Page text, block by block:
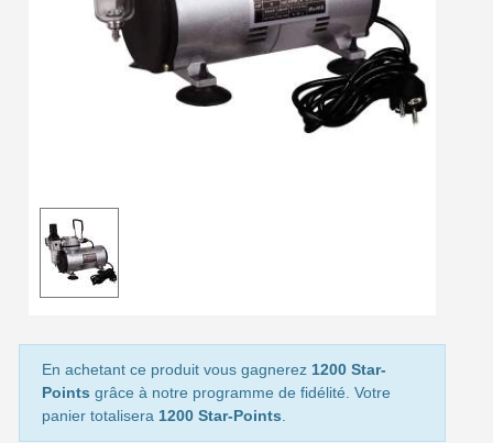
Paiement en 4x sans frais dès 30€ d'achats
Votre devis en ligne en moins d'1 minute
Partagez vos créations et obtenez des bons d'achat
Gagnez des points de fidélité à chaque commande
Livraison sous 24 h en France Métropolitaine
Livraison offerte en France métropolitaine pour 250€ d'achats
En achetant ce produit vous gagnerez 1200 Star-
Points grâce à notre programme de fidélité. Votre
panier totalisera 1200 Star-Points